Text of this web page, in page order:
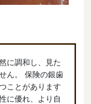
に調和し、見た
ん。 保険の銀歯
ことがあります
に優れ、より自